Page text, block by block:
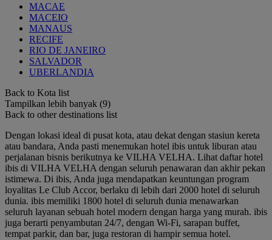
MACAE
MACEIO
MANAUS
RECIFE
RIO DE JANEIRO
SALVADOR
UBERLANDIA
Back to Kota list
Tampilkan lebih banyak (9)
Back to other destinations list
Dengan lokasi ideal di pusat kota, atau dekat dengan stasiun kereta
atau bandara, Anda pasti menemukan hotel ibis untuk liburan atau
perjalanan bisnis berikutnya ke VILHA VELHA. Lihat daftar hotel
ibis di VILHA VELHA dengan seluruh penawaran dan akhir pekan
istimewa. Di ibis, Anda juga mendapatkan keuntungan program
loyalitas Le Club Accor, berlaku di lebih dari 2000 hotel di seluruh
dunia. ibis memiliki 1800 hotel di seluruh dunia menawarkan
seluruh layanan sebuah hotel modern dengan harga yang murah. ibis
juga berarti penyambutan 24/7, dengan Wi-Fi, sarapan buffet,
tempat parkir, dan bar, juga restoran di hampir semua hotel.